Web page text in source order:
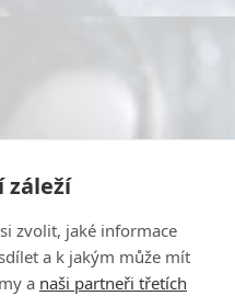
záleží
zvolit, jaké informace
a k jakým může mít
a naši partneři třetích